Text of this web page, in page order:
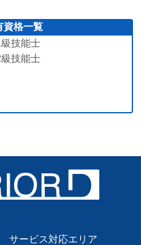
資格一覧
技能士
技能士
サービス対応エリア